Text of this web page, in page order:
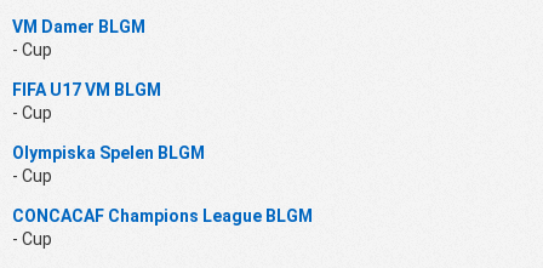
VM Damer BLGM
- Cup
FIFA U17 VM BLGM
- Cup
Olympiska Spelen BLGM
- Cup
CONCACAF Champions League BLGM
- Cup